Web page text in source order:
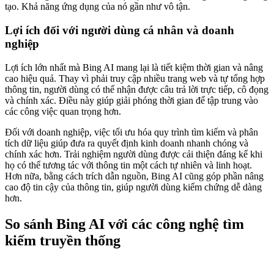
tạo. Khả năng ứng dụng của nó gần như vô tận.
Lợi ích đối với người dùng cá nhân và doanh
nghiệp
Lợi ích lớn nhất mà Bing AI mang lại là tiết kiệm thời gian và nâng
cao hiệu quả. Thay vì phải truy cập nhiều trang web và tự tổng hợp
thông tin, người dùng có thể nhận được câu trả lời trực tiếp, cô đọng
và chính xác. Điều này giúp giải phóng thời gian để tập trung vào
các công việc quan trọng hơn.
Đối với doanh nghiệp, việc tối ưu hóa quy trình tìm kiếm và phân
tích dữ liệu giúp đưa ra quyết định kinh doanh nhanh chóng và
chính xác hơn. Trải nghiệm người dùng được cải thiện đáng kể khi
họ có thể tương tác với thông tin một cách tự nhiên và linh hoạt.
Hơn nữa, bằng cách trích dẫn nguồn, Bing AI cũng góp phần nâng
cao độ tin cậy của thông tin, giúp người dùng kiểm chứng dễ dàng
hơn.
So sánh Bing AI với các công nghệ tìm
kiếm truyền thống